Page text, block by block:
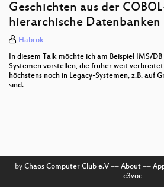
Geschichten aus der
hierarchische Datenbanken
Habrok
In diesem Talk möchte ich am Beispiel IMS/
Systemen vorstellen, die früher weit
höchstens noch in Legacy-Systemen, z.B. auf
sind.
by Chaos Computer Club e.V–– About––
c3voc